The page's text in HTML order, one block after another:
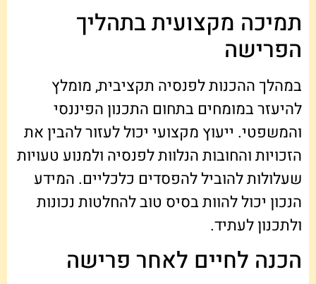
תמיכה מקצועית בתהליך
הפרישה
במהלך ההכנות לפנסיה תקציבית, מומלץ
להיעזר במומחים בתחום התכנון הפיננסי
והמשפטי. ייעוץ מקצועי יכול לעזור להבין את
הזכויות והחובות הנלוות לפנסיה ולמנוע טעויות
שעלולות להוביל להפסדים כלכליים. המידע
הנכון יכול להוות בסיס טוב להחלטות נכונות
ולתכנון לעתיד.
הכנה לחיים לאחר פרישה